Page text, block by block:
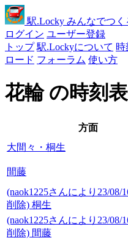
駅.Locky みんなでつ
ログイン ユーザー登録
トップ 駅.Lockyについて 時
ロード フォーラム 使い方
花輪 の時刻
方面
大間々・桐生
間藤
(naok1225さんにより23/08/
削除) 桐生
(naok1225さんにより23/08/
削除) 間藤